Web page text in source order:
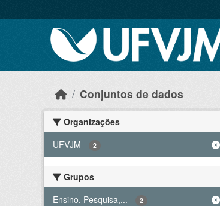
Conjuntos de dados
Organizações
UFVJM - 2
Grupos
Ensino, Pesquisa,... - 2